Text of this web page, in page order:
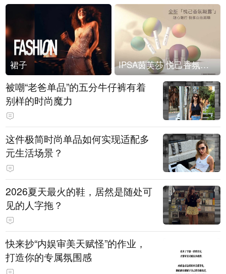
裙子 IPSA茵芙莎 悦己香氛凝露上市
被嘲“老爸单品”的五分牛仔裤有着
别样的时尚魔力
这件极简时尚单品如何实现适配多
元生活场景？
2026夏天最火的鞋，居然是随处可
见的人字拖？
快来抄“内娱审美天赋怪”的作业，
打造你的专属氛围感